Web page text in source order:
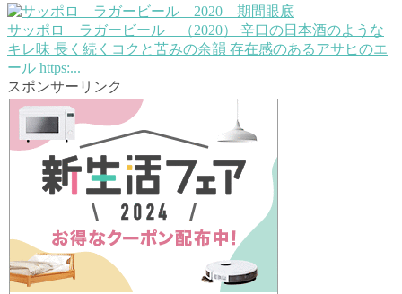
サッポロ ラガービール （2020）
辛口の日本酒のような
キレ味 長く続くコクと苦みの余韻 存在感のあるアサヒのエ
ール https:...
スポンサーリンク